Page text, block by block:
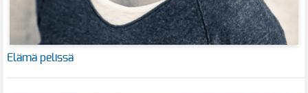
Elämä pelissä